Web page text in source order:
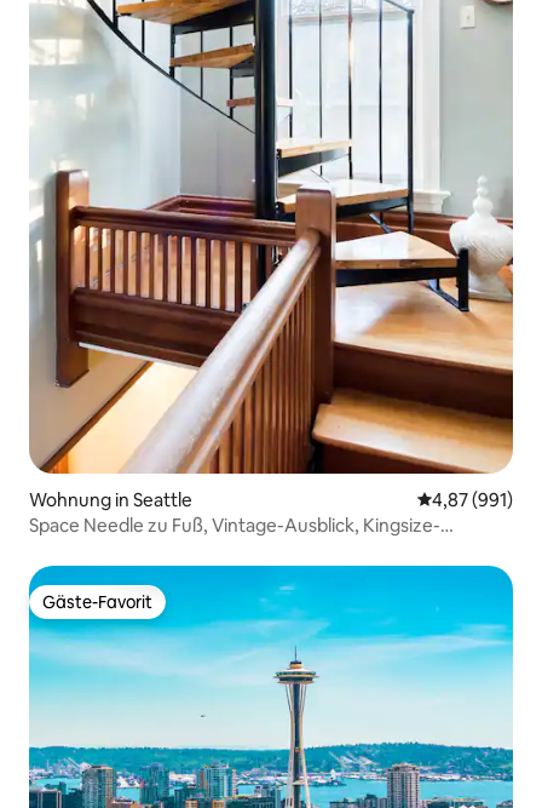
Wohnung in Seattle
4,87 (991)
Space Needle zu Fuß, Vintage-Ausblick, Kingsize-
Gäste-Favorit
Gäste-Favorit